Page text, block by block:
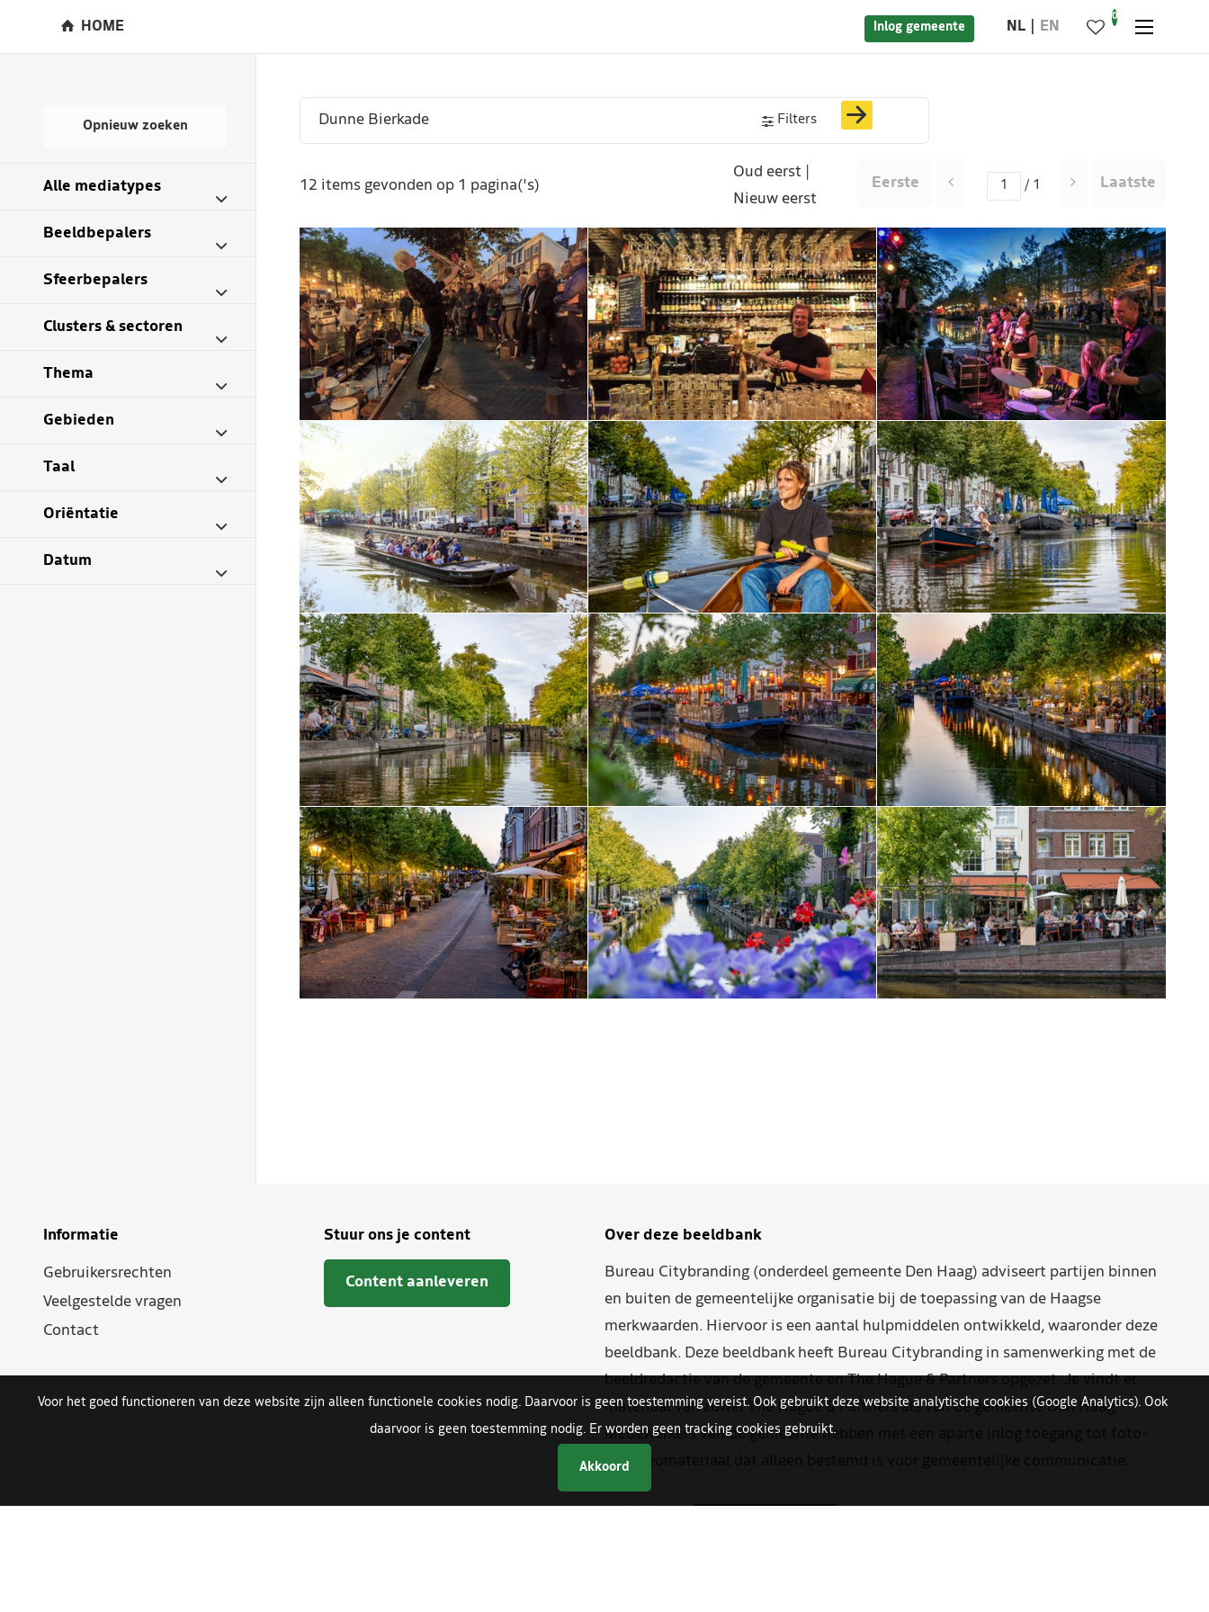
HOME Inlog gemeente NL EN
0
Opnieuw zoeken
Alle mediatypes
Beeldbepalers
Sfeerbepalers
Clusters & sectoren
Thema
Gebieden
Taal
Oriëntatie
Datum
Filters
12 items gevonden op 1 pagina('s)
Oud eerst|
Nieuw eerst
Eerste / 1 Laatste
Informatie
Gebruikersrechten
Veelgestelde vragen
Contact
Stuur ons je content
Content aanleveren
Over deze beeldbank
Bureau Citybranding (onderdeel gemeente Den Haag) adviseert partijen binnen
en buiten de gemeentelijke organisatie bij de toepassing van de Haagse
merkwaarden. Hiervoor is een aantal hulpmiddelen ontwikkeld, waaronder deze
beeldbank. Deze beeldbank heeft Bureau Citybranding in samenwerking met de
beeldredactie van de gemeente en The Hague & Partners opgezet. Je vindt er
materiaal van zowel The Hague & Partners als van de gemeente Den Haag.
Medewerkers van de gemeente hebben met een aparte inlog toegang tot foto-
en videomateriaal dat alleen bestemd is voor gemeentelijke communicatie.
Voor het goed functioneren van deze website zijn alleen functionele cookies nodig. Daarvoor is geen toestemming vereist. Ook gebruikt deze website analytische cookies (Google Analytics). Ook
daarvoor is geen toestemming nodig. Er worden geen tracking cookies gebruikt.
Akkoord